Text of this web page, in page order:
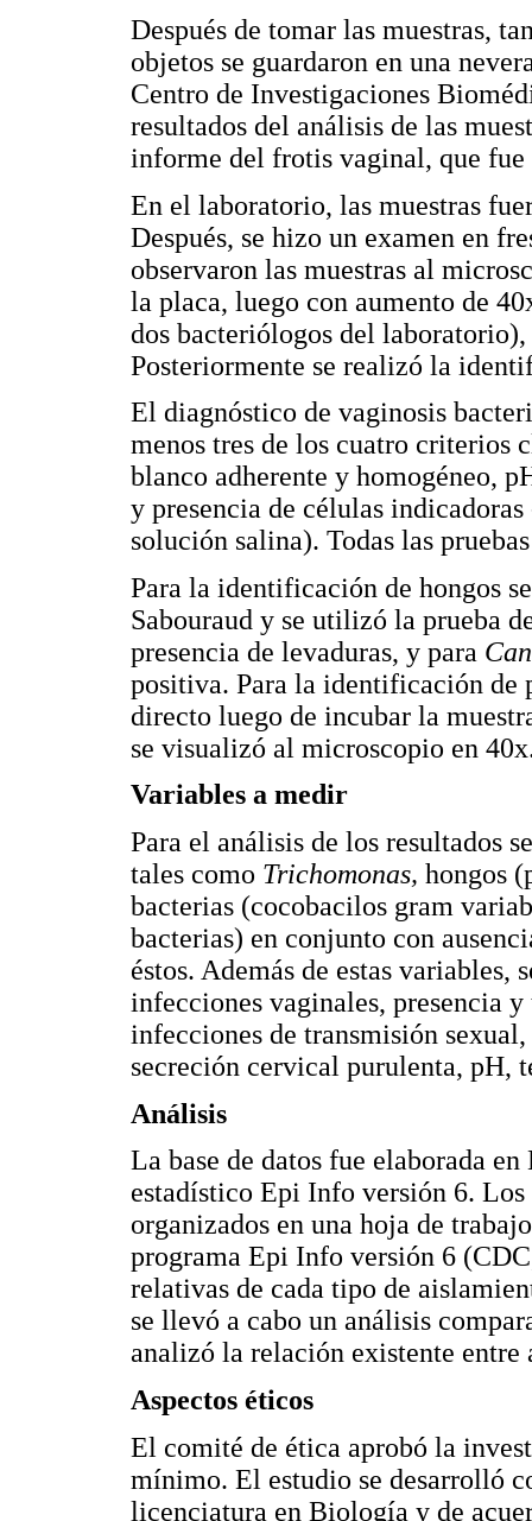
Después de tomar las muestras,
objetos se guardaron en una
Centro de Investigaciones
resultados del análisis de las
informe del frotis vaginal, que fue
En el laboratorio, las muestras
Después, se hizo un examen en
observaron las muestras al
la placa, luego con aumento de
dos bacteriólogos del
Posteriormente se realizó la
El diagnóstico de vaginosis
menos tres de los cuatro
blanco adherente y homogéneo,
y presencia de células
solución salina). Todas las
Para la identificación de hongos
Sabouraud y se utilizó la prueba
presencia de levaduras, y para
positiva. Para la identificación de
directo luego de incubar la
se visualizó al microscopio en
Variables a medir
Para el análisis de los resultados
tales como Trichomonas, hongos
bacterias (cocobacilos gram
bacterias) en conjunto con
éstos. Además de estas variables,
infecciones vaginales, presencia
infecciones de transmisión
secreción cervical purulenta, pH,
Análisis
La base de datos fue elaborada
estadístico Epi Info versión 6.
organizados en una hoja de
programa Epi Info versión 6
relativas de cada tipo de
se llevó a cabo un análisis
analizó la relación existente entre
Aspectos éticos
El comité de ética aprobó la
mínimo. El estudio se desarrolló
licenciatura en Biología y de